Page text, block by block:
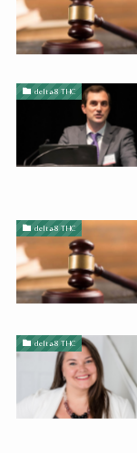
delta-8 THC
delta-8 THC
delta-8 THC